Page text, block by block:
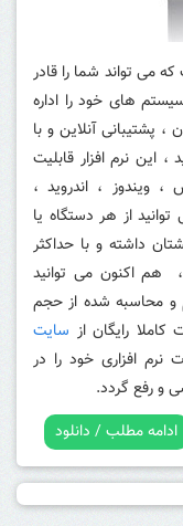
می تواند شما را قادر
سیستم های خود را اداره
، پشتیبانی آنلاین و با
این نرم افزار قابلیت
ویندوز ، اندروید ،
از هر دستگاه یا
داشته و با حداکثر
هم اکنون می توانید
و محاسبه شده از حجم
رایگان از سایت
افزاری خود را در
و رفع گردد.
ادامه مطلب / دانلود